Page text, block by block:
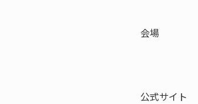
会場
公式サイト